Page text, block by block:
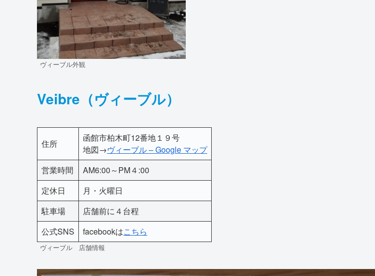
ヴィーブル外観
Veibre（ヴィーブル）
住所
函館市柏木町12番地１９号
地図→ヴィーブル – Google マップ
営業時間
AM6:00～PM４:00
定休日
月・火曜日
駐車場
店舗前に４台程
公式SNS
facebookはこちら
ヴィーブル 店舗情報